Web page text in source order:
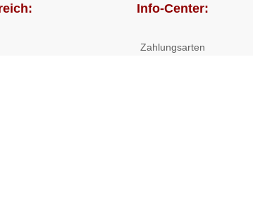
Info-Center:
Zahlungsarten